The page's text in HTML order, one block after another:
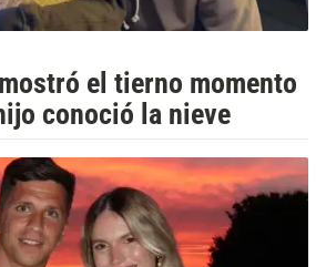
el tierno momento
conoció la nieve